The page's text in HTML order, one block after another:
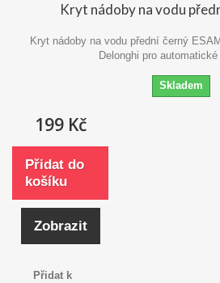
Kryt nádoby na vodu
Kryt nádoby na vodu přední černý
Delonghi pro
Skladem
199 Kč
Přidat do
košíku
Zobrazit
Přidat k